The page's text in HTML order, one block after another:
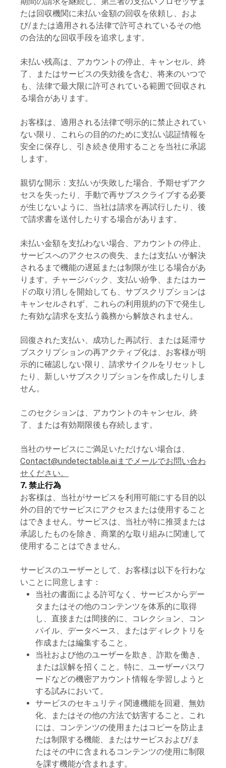
たは回収機関に未払い金額の回収を依頼し、およ
び/または適用される法律で許可されているその他
の合法的な回収手段を追求します。
未払い残高は、アカウントの停止、キャンセル、終
了、またはサービスの失効後を含む、将来のいつで
も、法律で最大限に許可されている範囲で回収され
る場合があります。
お客様は、適用される法律で明示的に禁止されてい
ない限り、これらの目的のために支払い認証情報を
安全に保存し、引き続き使用することを当社に承認
します。
親切な開示：支払いが失敗した場合、予期せずアク
セスを失ったり、手動で再サブスクライブする必要
が生じないように、当社は請求を再試行したり、後
で請求書を送付したりする場合があります。
未払い金額を支払わない場合、アカウントの停止、
サービスへのアクセスの喪失、または支払いが解決
されるまで機能の遅延または制限が生じる場合があ
ります。チャージバック、支払い紛争、またはカー
ドの取り消しを開始しても、サブスクリプションは
キャンセルされず、これらの利用規約の下で発生し
た有効な請求を支払う義務から解放されません。
回復された支払い、成功した再試行、または延滞サ
ブスクリプションの再アクティブ化は、お客様が明
示的に確認しない限り、請求サイクルをリセットし
たり、新しいサブスクリプションを作成したりしま
せん。
このセクションは、アカウントのキャンセル、終
了、または有効期限後も存続します。
当社のサービスにご満足いただけない場合は、
Contact@undetectable.aiまでメールでお問い合わ
せください。
7. 禁止行為
お客様は、当社がサービスを利用可能にする目的以
外の目的でサービスにアクセスまたは使用すること
はできません。サービスは、当社が特に推奨または
承認したものを除き、商業的な取り組みに関連して
使用することはできません。
サービスのユーザーとして、お客様は以下を行わな
いことに同意します：
当社の書面による許可なく、サービスからデー
タまたはその他のコンテンツを体系的に取得
し、直接または間接的に、コレクション、コン
パイル、データベース、またはディレクトリを
作成または編集すること。
当社および他のユーザーを欺き、詐欺を働き、
または誤解を招くこと。特に、ユーザーパスワ
ードなどの機密アカウント情報を学習しようと
する試みにおいて。
サービスのセキュリティ関連機能を回避、無効
化、またはその他の方法で妨害すること。これ
には、コンテンツの使用またはコピーを防止ま
たは制限する機能、またはサービスおよび/ま
たはその中に含まれるコンテンツの使用に制限
を課す機能が含まれます。